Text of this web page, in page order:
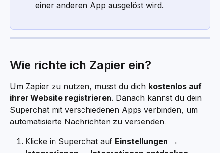
einer anderen App ausgelöst wird.
Wie richte ich Zapier ein?
Um Zapier zu nutzen, musst du dich kostenlos auf
ihrer Website registrieren. Danach kannst du dein
Superchat mit verschiedenen Apps verbinden, um
automatisierte Nachrichten zu versenden.
Klicke in Superchat auf Einstellungen →